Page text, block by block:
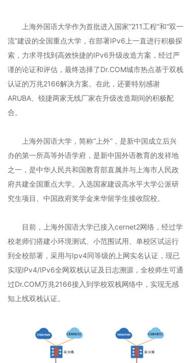
上海外国语大学作为首批进入国家“211工程”和“双一
流”建设的全国重点大学，在部署IPv6上一直进行积极探
索，力求寻找到高效快捷的IPv6升级改造方案，经过严
谨的论证和评估，最终选择了Dr.COM城市热点基于双栈
认证的万兆2166解决方案。在此，还要特别感谢
ARUBA、锐捷两家无线厂家在升级改造期间的积极配
合。
上海外国语大学，简称“上外”，是新中国成立后兴
办的第一所高等外语学府，是新中国外语教育的发祥地
之一，是中华人民共和国教育部直属并与上海市人民政
府共建全国重点大学。入选国家建设高水平大学公派研
究生项目、中国政府奖学金来华留学生接收院校。
目前，上海外国语大学已接入cernet2网络，经过学
校老师们搭建小环境测试、小范围试用、单校区试运行
到全校部署，采用与Ipv4同等级的上网实名认证，现已
实现IPv4/IPv6全网双栈认证及日志溯源，全校师生可通
过Dr.COM万兆2166接入到学校双栈网络中，实现无感
知上线双栈认证。